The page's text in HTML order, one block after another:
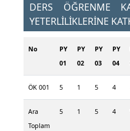
DERS ÖĞRENME
YETERLİLİKLERİNE
No
PY
01
PY
02
PY
03
PY
04
ÖK 001 5 1 5 4
Ara
Toplam
5 1 5 4